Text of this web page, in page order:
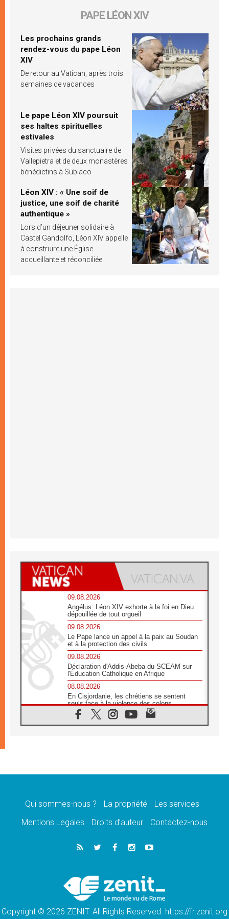
PAPE LÉON XIV
Les prochains grands
rendez-vous du pape Léon
XIV
De retour au Vatican, après trois
semaines de vacances
Le pape Léon XIV poursuit
ses haltes spirituelles
estivales
Visites privées du sanctuaire de
Vallepietra et de deux monastères
bénédictins à Subiaco
Léon XIV : « Une soif de
justice, une soif de charité
authentique »
Lors d’un déjeuner solidaire à
Castel Gandolfo, Léon XIV appelle
à construire une Église
accueillante et réconciliée
09.08.2026
Angélus: Léon XIV exhorte à la foi en Dieu
dépouillée de tout orgueil
09.08.2026
Le Pape lance un appel à la paix au Soudan
et à la protection des civils
09.08.2026
Déclaration d'Addis-Abeba du SCEAM sur
l'Éducation Catholique en Afrique
08.08.2026
En Cisjordanie, les chrétiens se sentent
seuls face à la violence des colons
08.08.2026
Léon XIV au sanctuaire de Notre Dame du
08.08.2026
08.08.2026
catholiques
Au Bangladesh, l'Église accompagne les
Dalits sur le chemin de la dignité
Philippines: le vicariat apostolique de
Calapan devient un diocèse
Qui sommes-nous ? La propriété
Les services
Mentions Legales
Droits d’auteur Contactez-nous
Copyright © 2026 ZENIT. All Rights Reserved. https://fr.zenit.org